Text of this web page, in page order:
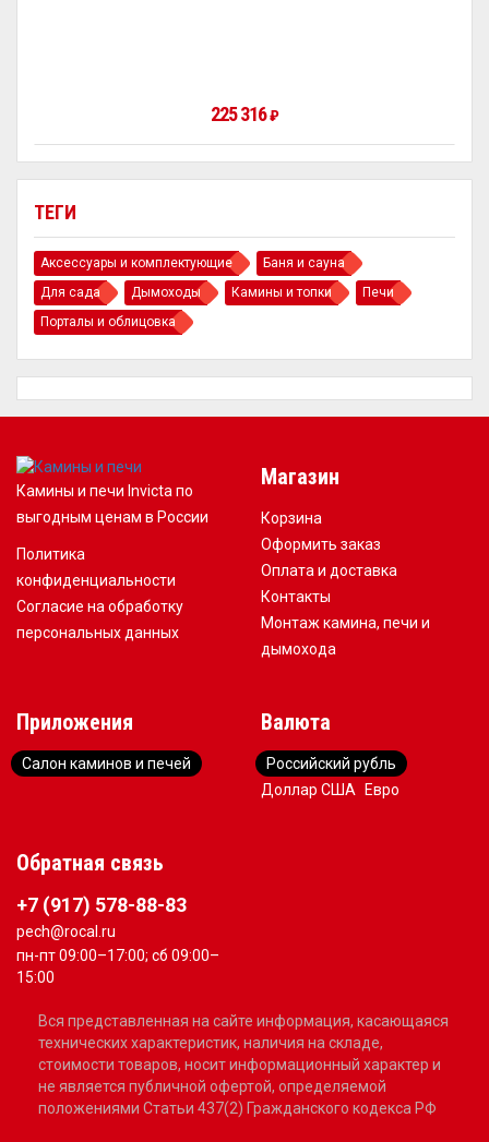
ТЕГИ
Аксессуары и комплектующие
Баня и сауна
Для сада
Дымоходы Камины и топки
Печи
Порталы и облицовка
225 316₽
Камины и печи Invicta по
выгодным ценам в России
Политика
конфиденциальности
Согласие на обработку
персональных данных
Магазин
Корзина
Оформить заказ
Оплата и доставка
Контакты
Монтаж камина, печи и
дымохода
Приложения
Салон каминов и печей
Валюта
Российский рубль
Доллар США
Евро
Обратная связь
+7 (917) 578-88-83
pech@rocal.ru
пн-пт 09:00–17:00; сб 09:00–
15:00
Вся представленная на сайте информация, касающаяся
технических характеристик, наличия на складе,
стоимости товаров, носит информационный характер и
не является публичной офертой, определяемой
положениями Статьи 437(2) Гражданского кодекса РФ